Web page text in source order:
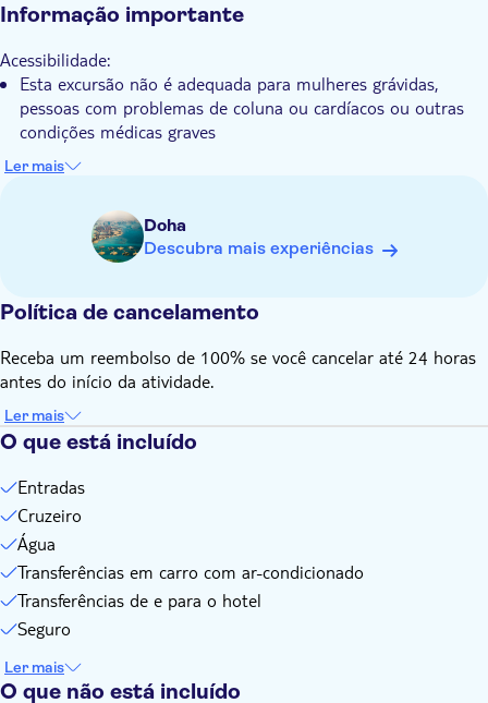
Informação importante
Acessibilidade:
Esta excursão não é adequada para mulheres grávidas,
pessoas com problemas de coluna ou cardíacos ou outras
condições médicas graves
Esta excursão não é acessível a pessoas em cadeiras de
Saber com antecedência:
Os bebés devem sentar-se ao colo
O código de vestuário é casual elegante
todos os hóspedes e turistas com idades compreendidas
Alguns estabelecimentos e lojas podem estar fechados de
manhã cedo, ao meio-dia, às sextas-feiras ou nos feriados
Ler mais
Doha
Descubra mais experiências
Política de cancelamento
Receba um reembolso de 100% se você cancelar até 24 horas
antes do início da atividade.
Ler mais
O que está incluído
Entradas
Cruzeiro
Água
Transferências em carro com ar-condicionado
Transferências de e para o hotel
Seguro
Ler mais
O que não está incluído